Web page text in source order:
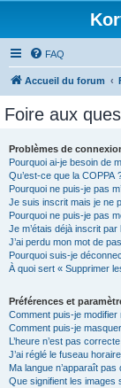
FAQ
Accueil du forum
Foire aux
Problèmes de
Pourquoi ai-je besoin de
Qu’est-ce que la COPPA
Pourquoi ne puis-je pas
Je suis inscrit mais je ne
Pourquoi ne puis-je pas
Je m’étais déjà inscrit
J’ai perdu mon mot de
Pourquoi suis-je
À quoi sert « Supprimer
Préférences et
Comment puis-je
Comment puis-je
L’heure n’est pas correcte
J’ai réglé le fuseau
Ma langue n’apparaît pas
Que signifient les images